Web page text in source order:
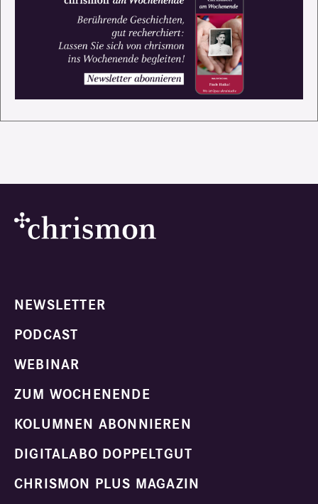
NEWSLETTER
PODCAST
WEBINAR
ZUM WOCHENENDE
KOLUMNEN ABONNIEREN
DIGITALABO DOPPELTGUT
CHRISMON PLUS MAGAZIN